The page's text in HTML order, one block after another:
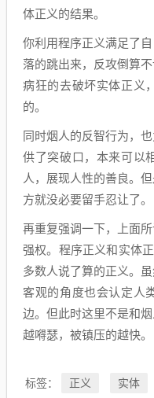
体正义的结果。
你利用程序正义满足了
落的跳出来，反攻倒算
病狂的去破坏实体正义
的。
同时烟人的反智行为，
供了突破口，本来可以
人，展现人性的善良。
方就没必要留手忍让了。
再重复强调一下，上面
强权。程序正义和实体
多数人说了算的正义。
客观的角度也会认定人
边。但此时这里不是和
越嘚瑟，被镇压的越快。
标签： 正义 实体